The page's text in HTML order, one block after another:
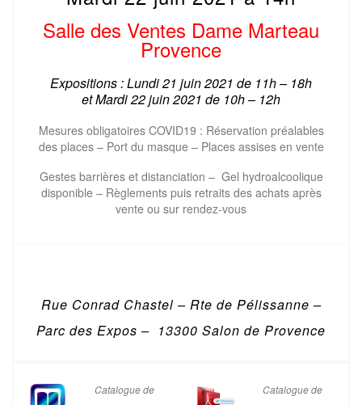
Salle des Ventes Dame Marteau
Provence
Expositions : Lundi 21 juin 2021 de 11h – 18h
etMardi 22 juin 2021 de 10h – 12h
Mesures obligatoires COVID19 : Réservation préalables
des places – Port du masque – Places assises en vente
Gestes barrières et distanciation – Gel hydroalcoolique
disponible – Règlements puis retraits des achats après
vente ou sur rendez-vous
Rue Conrad Chastel – Rte de Pélissanne –
Parc des Expos – 13300 Salon de Provence
Catalogue de
Catalogue de